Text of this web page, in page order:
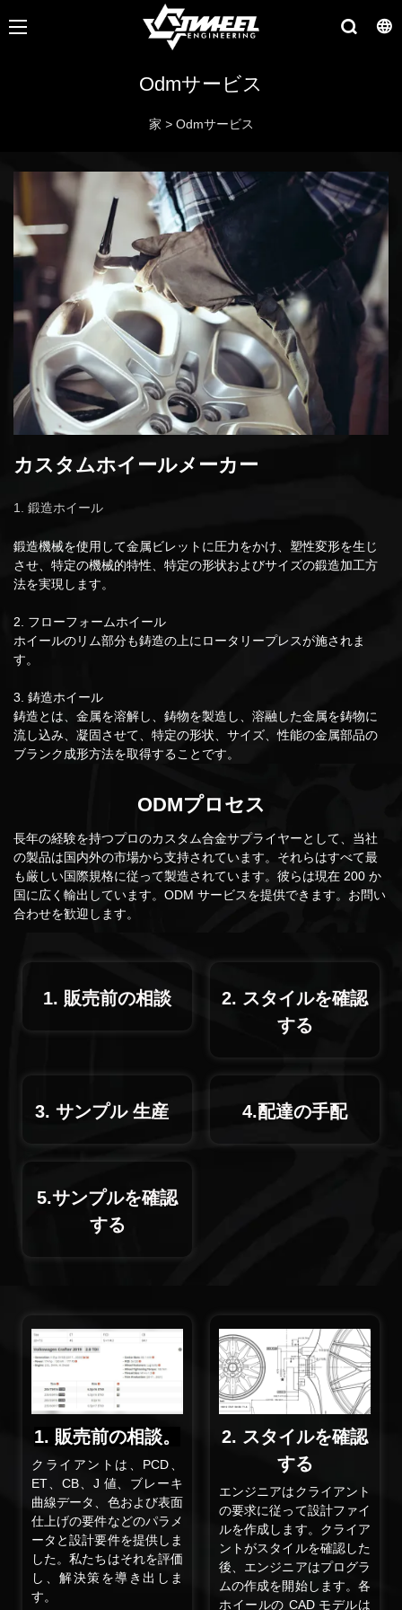
Odmサービス
家 > Odmサービス
カスタムホイールメーカー
1. 鍛造ホイール
鍛造機械を使用して金属ビレットに圧力をかけ、塑性変形を生じ
させ、特定の機械的特性、特定の形状およびサイズの鍛造加工方
法を実現します。
2. フローフォームホイール
ホイールのリム部分も鋳造の上にロータリープレスが施されま
す。
3. 鋳造ホイール
鋳造とは、金属を溶解し、鋳物を製造し、溶融した金属を鋳物に
流し込み、凝固させて、特定の形状、サイズ、性能の金属部品の
ブランク成形方法を取得することです。
ODMプロセス
長年の経験を持つプロのカスタム合金サプライヤーとして、当社
の製品は国内外の市場から支持されています。それらはすべて最
も厳しい国際規格に従って製造されています。彼らは現在 200 か
国に広く輸出しています。ODM サービスを提供できます。お問い
合わせを歓迎します。
1. 販売前の相談
2. スタイルを確認
する
3. サンプル 生産 4.配達の手配
5.サンプルを確認
する
1. 販売前の相談。
クライアントは、PCD、
ET、CB、J 値、ブレーキ
曲線データ、色および表面
仕上げの要件などのパラメ
ータと設計要件を提供しま
した。私たちはそれを評価
し、解決策を導き出しま
す。
2. スタイルを確認
する
エンジニアはクライアント
の要求に従って設計ファイ
ルを作成します。クライア
ントがスタイルを確認した
後、エンジニアはプログラ
ムの作成を開始します。各
ホイールの CAD モデルは